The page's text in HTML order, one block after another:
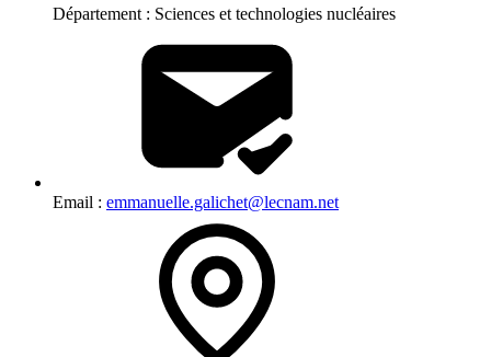
Département : Sciences et technologies nucléaires
Email : emmanuelle.galichet@lecnam.net